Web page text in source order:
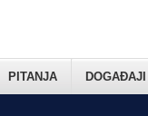
PITANJA DOGAĐAJI